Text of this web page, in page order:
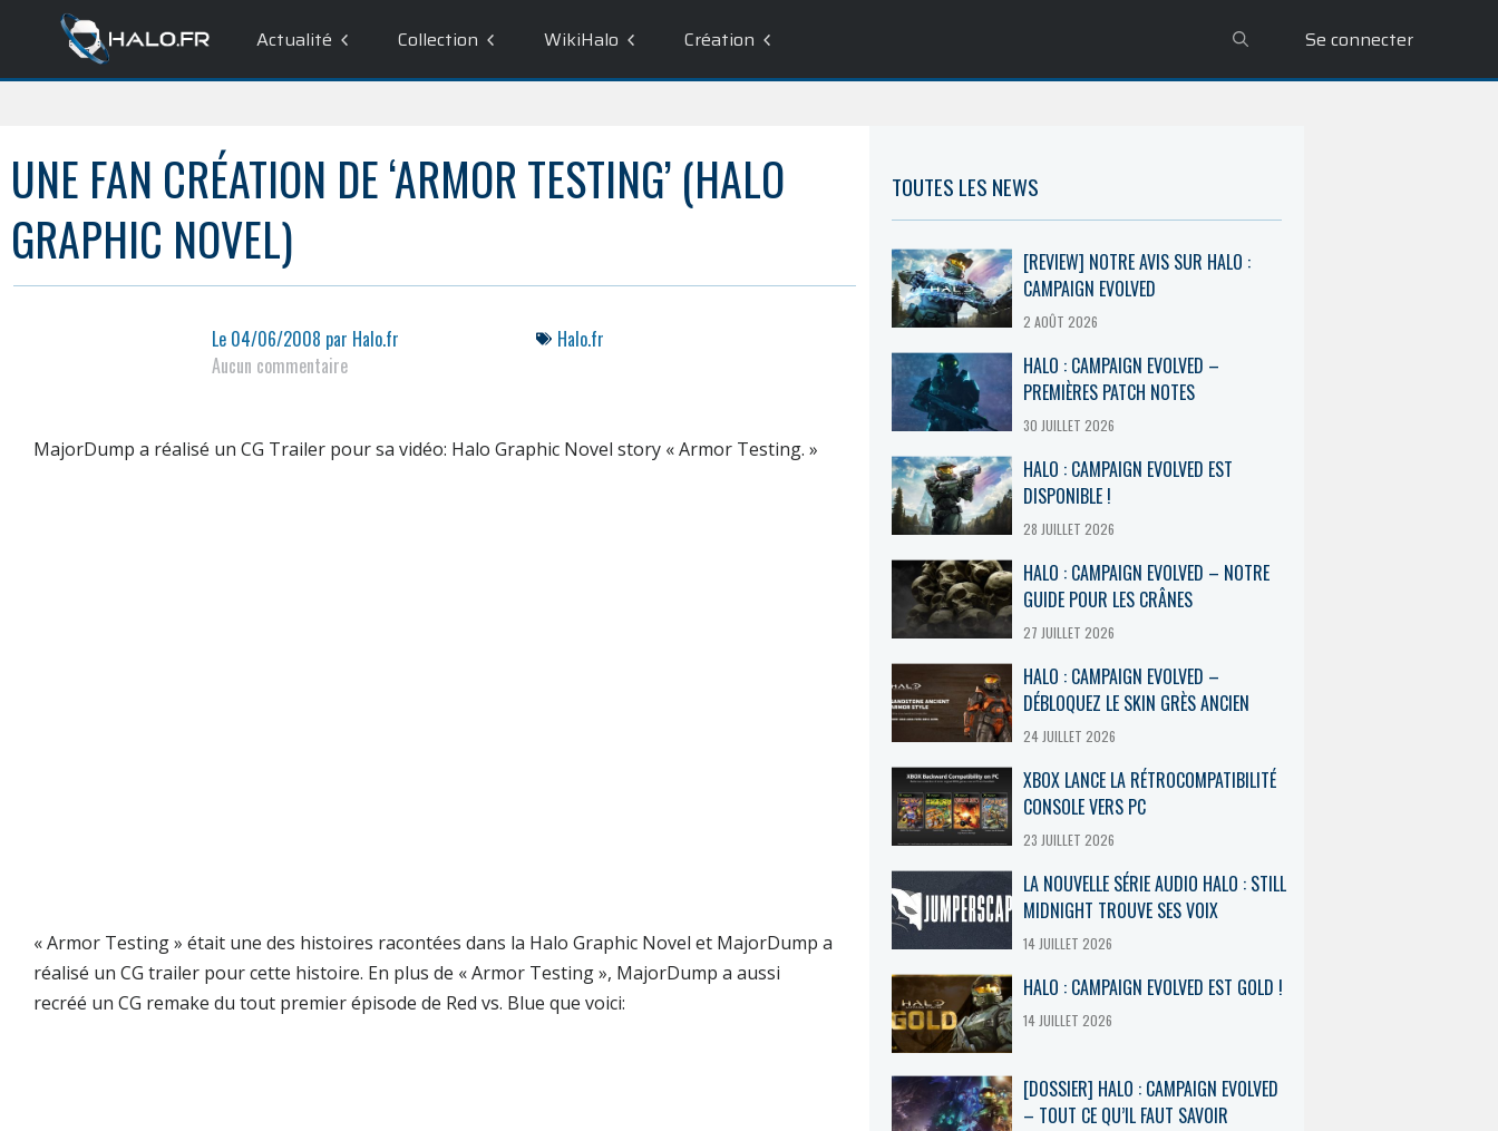
Actualité Collection WikiHalo Création Se connecter
UNE FAN CRÉATION DE ‘ARMOR TESTING’ (HALO
GRAPHIC NOVEL)
Le 04/06/2008 par Halo.fr
Aucun commentaire
Halo.fr
MajorDump a réalisé un CG Trailer pour sa vidéo: Halo Graphic Novel story « Armor Testing. »
« Armor Testing » était une des histoires racontées dans la Halo Graphic Novel et MajorDump a
réalisé un CG trailer pour cette histoire. En plus de « Armor Testing », MajorDump a aussi
recréé un CG remake du tout premier épisode de Red vs. Blue que voici:
TOUTES LES NEWS
[REVIEW] NOTRE AVIS SUR HALO :
CAMPAIGN EVOLVED
2 AOÛT 2026
HALO : CAMPAIGN EVOLVED –
PREMIÈRES PATCH NOTES
30 JUILLET 2026
HALO : CAMPAIGN EVOLVED EST
DISPONIBLE !
28 JUILLET 2026
HALO : CAMPAIGN EVOLVED – NOTRE
GUIDE POUR LES CRÂNES
27 JUILLET 2026
HALO : CAMPAIGN EVOLVED –
DÉBLOQUEZ LE SKIN GRÈS ANCIEN
24 JUILLET 2026
XBOX LANCE LA RÉTROCOMPATIBILITÉ
CONSOLE VERS PC
23 JUILLET 2026
LA NOUVELLE SÉRIE AUDIO HALO : STILL
MIDNIGHT TROUVE SES VOIX
14 JUILLET 2026
HALO : CAMPAIGN EVOLVED EST GOLD !
14 JUILLET 2026
[DOSSIER] HALO : CAMPAIGN EVOLVED
– TOUT CE QU’IL FAUT SAVOIR